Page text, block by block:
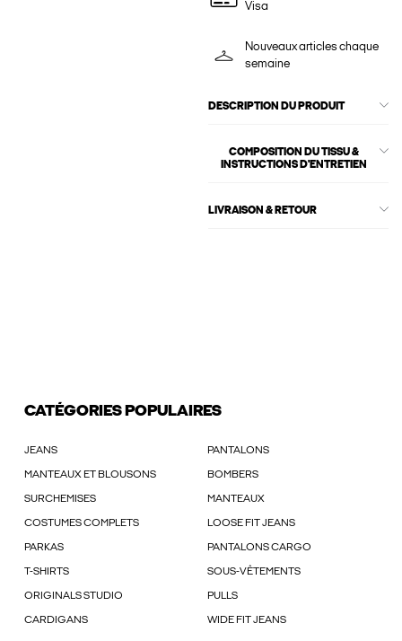
Visa
Nouveaux articles chaque
semaine
DESCRIPTION DU PRODUIT
COMPOSITION DU TISSU &
INSTRUCTIONS D'ENTRETIEN
LIVRAISON & RETOUR
CATÉGORIES POPULAIRES
JEANS PANTALONS
MANTEAUX ET BLOUSONS BOMBERS
SURCHEMISES MANTEAUX
COSTUMES COMPLETS LOOSE FIT JEANS
PARKAS PANTALONS CARGO
T-SHIRTS SOUS-VÊTEMENTS
ORIGINALS STUDIO PULLS
CARDIGANS WIDE FIT JEANS